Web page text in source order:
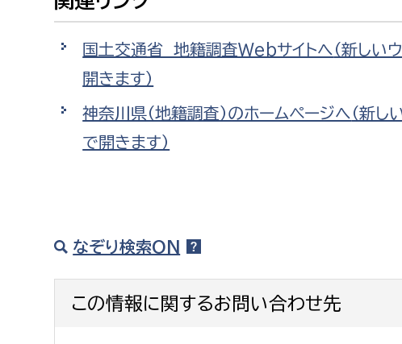
国土交通省 地籍調査Webサイトへ （新しい
開きます）
神奈川県（地籍調査）のホームページへ （新し
で開きます）
なぞり検索ON
この情報に関するお問い合わせ先